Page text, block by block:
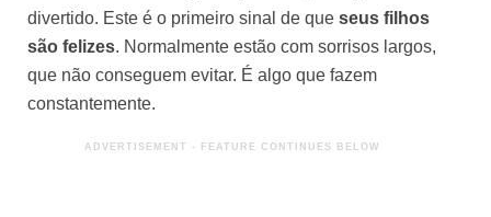
divertido. Este é o primeiro sinal de que seus filhos
são felizes. Normalmente estão com sorrisos largos,
que não conseguem evitar. É algo que fazem
constantemente.